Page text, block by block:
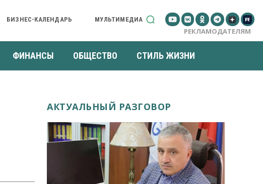
БИЗНЕС-КАЛЕНДАРЬ МУЛЬТИМЕДИА
РЕКЛАМОДАТЕЛЯМ
ФИНАНСЫ ОБЩЕСТВО СТИЛЬ ЖИЗНИ
АКТУАЛЬНЫЙ РАЗГОВОР